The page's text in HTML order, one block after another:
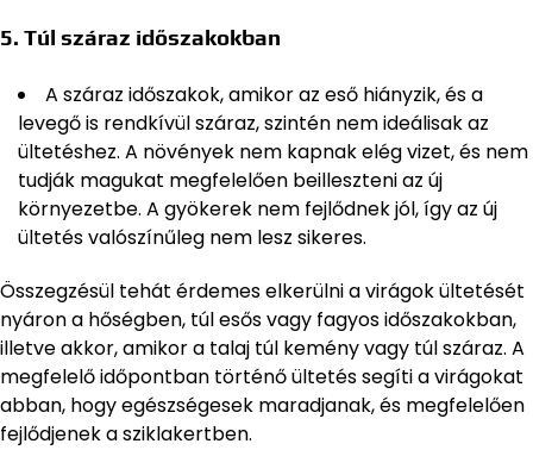
5. Túl száraz időszakokban
A száraz időszakok, amikor az eső hiányzik, és a
levegő is rendkívül száraz, szintén nem ideálisak az
ültetéshez. A növények nem kapnak elég vizet, és nem
tudják magukat megfelelően beilleszteni az új
környezetbe. A gyökerek nem fejlődnek jól, így az új
ültetés valószínűleg nem lesz sikeres.
Összegzésül tehát érdemes elkerülni a virágok ültetését
nyáron a hőségben, túl esős vagy fagyos időszakokban,
illetve akkor, amikor a talaj túl kemény vagy túl száraz. A
megfelelő időpontban történő ültetés segíti a virágokat
abban, hogy egészségesek maradjanak, és megfelelően
fejlődjenek a sziklakertben.